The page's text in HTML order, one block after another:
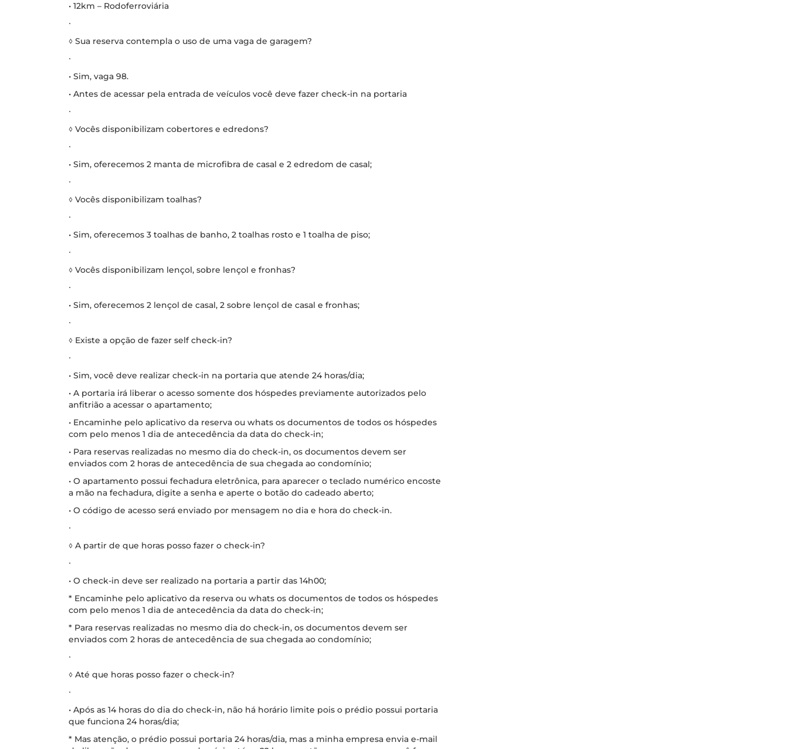
• 12km – Rodoferroviária
∙
◊ Sua reserva contempla o uso de uma vaga de garagem?
∙
• Sim, vaga 98.
• Antes de acessar pela entrada de veículos você deve fazer check-in na portaria
∙
◊ Vocês disponibilizam cobertores e edredons?
∙
• Sim, oferecemos 2 manta de microfibra de casal e 2 edredom de casal;
∙
◊ Vocês disponibilizam toalhas?
∙
• Sim, oferecemos 3 toalhas de banho, 2 toalhas rosto e 1 toalha de piso;
∙
◊ Vocês disponibilizam lençol, sobre lençol e fronhas?
∙
• Sim, oferecemos 2 lençol de casal, 2 sobre lençol de casal e fronhas;
∙
◊ Existe a opção de fazer self check-in?
∙
• Sim, você deve realizar check-in na portaria que atende 24 horas/dia;
• A portaria irá liberar o acesso somente dos hóspedes previamente autorizados pelo
anfitrião a acessar o apartamento;
• Encaminhe pelo aplicativo da reserva ou whats os documentos de todos os hóspedes
com pelo menos 1 dia de antecedência da data do check-in;
• Para reservas realizadas no mesmo dia do check-in, os documentos devem ser
enviados com 2 horas de antecedência de sua chegada ao condomínio;
• O apartamento possui fechadura eletrônica, para aparecer o teclado numérico encoste
a mão na fechadura, digite a senha e aperte o botão do cadeado aberto;
• O código de acesso será enviado por mensagem no dia e hora do check-in.
∙
◊ A partir de que horas posso fazer o check-in?
∙
• O check-in deve ser realizado na portaria a partir das 14h00;
* Encaminhe pelo aplicativo da reserva ou whats os documentos de todos os hóspedes
com pelo menos 1 dia de antecedência da data do check-in;
* Para reservas realizadas no mesmo dia do check-in, os documentos devem ser
enviados com 2 horas de antecedência de sua chegada ao condomínio;
∙
◊ Até que horas posso fazer o check-in?
∙
• Após as 14 horas do dia do check-in, não há horário limite pois o prédio possui portaria
que funciona 24 horas/dia;
* Mas atenção, o prédio possui portaria 24 horas/dia, mas a minha empresa envia e-mail